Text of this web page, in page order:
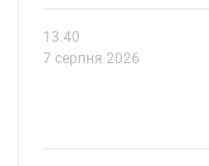
13.40
7 серпня 2026